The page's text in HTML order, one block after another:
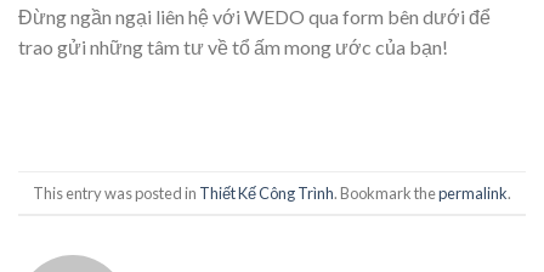
Đừng ngần ngại liên hệ với WEDO qua form bên dưới để
trao gửi những tâm tư về tổ ấm mong ước của bạn!
This entry was posted in Thiết Kế Công Trình. Bookmark thepermalink.